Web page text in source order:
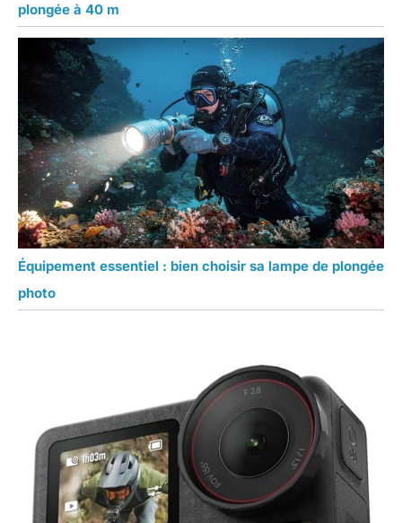
plongée à 40 m
Équipement essentiel : bien choisir sa lampe de plongée
photo